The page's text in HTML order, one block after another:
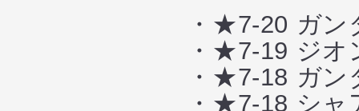
・★7-20 ガン
・★7-19 ジオ
・★7-18 ガン
・★7-18 シャ